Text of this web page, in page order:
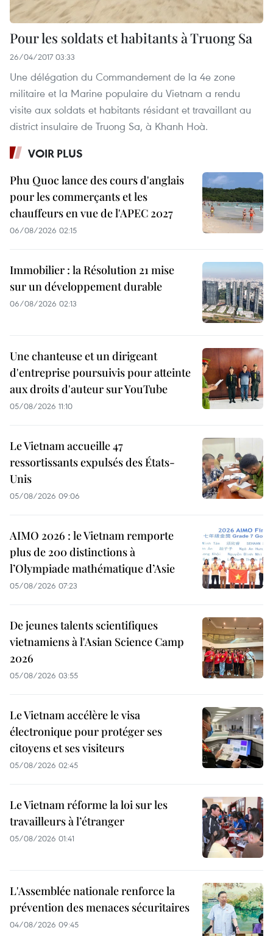
Pour les soldats et habitants à Truong Sa
26/04/2017 03:33
Une délégation du Commandement de la 4e zone
militaire et la Marine populaire du Vietnam a rendu
visite aux soldats et habitants résidant et travaillant au
district insulaire de Truong Sa, à Khanh Hoà.
VOIR PLUS
Phu Quoc lance des cours d'anglais
pour les commerçants et les
chauffeurs en vue de l'APEC 2027
06/08/2026 02:15
Immobilier : la Résolution 21 mise
sur un développement durable
06/08/2026 02:13
Une chanteuse et un dirigeant
d'entreprise poursuivis pour atteinte
aux droits d'auteur sur YouTube
05/08/2026 11:10
Le Vietnam accueille 47
ressortissants expulsés des États-
Unis
05/08/2026 09:06
AIMO 2026 : le Vietnam remporte
plus de 200 distinctions à
l’Olympiade mathématique d’Asie
05/08/2026 07:23
De jeunes talents scientifiques
vietnamiens à l'Asian Science Camp
2026
05/08/2026 03:55
Le Vietnam accélère le visa
électronique pour protéger ses
citoyens et ses visiteurs
05/08/2026 02:45
Le Vietnam réforme la loi sur les
travailleurs à l’étranger
05/08/2026 01:41
L'Assemblée nationale renforce la
prévention des menaces sécuritaires
04/08/2026 09:45